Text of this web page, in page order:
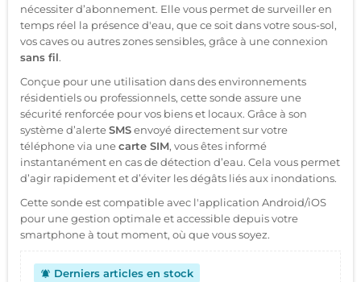
nécessiter d’abonnement. Elle vous permet de surveiller en
temps réel la présence d'eau, que ce soit dans votre sous-sol,
vos caves ou autres zones sensibles, grâce à une connexion
sans fil.
Conçue pour une utilisation dans des environnements
résidentiels ou professionnels, cette sonde assure une
sécurité renforcée pour vos biens et locaux. Grâce à son
système d’alerteSMSenvoyé directement sur votre
téléphone via unecarte SIM, vous êtes informé
instantanément en cas de détection d’eau. Cela vous permet
d’agir rapidement et d’éviter les dégâts liés aux inondations.
Cette sonde est compatible avec l'application Android/iOS
pour une gestion optimale et accessible depuis votre
smartphone à tout moment, où que vous soyez.
notifications_active Derniers articles en stock